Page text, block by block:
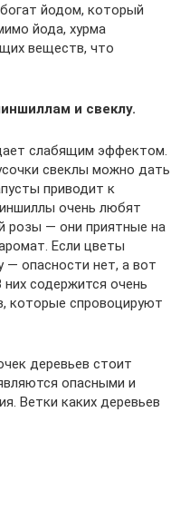
йодом, который
йода, хурма
веществ, что
и свеклу.
слабящим эффектом.
свеклы можно дать
приводит к
очень любят
розы — они приятные на
Если цветы
опасности нет, а вот
содержится очень
которые спровоцируют
деревьев стоит
опасными и
Ветки каких деревьев